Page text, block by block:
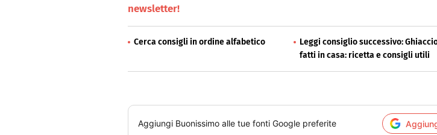
newsletter!
Cerca consigli in ordine alfabetico
Leggi consiglio successivo:
fatti in casa: ricetta e consigli utili
Aggiungi Buonissimo alle tue fonti Google preferite